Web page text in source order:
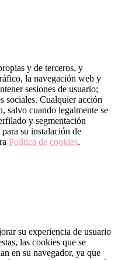
y de terceros, y
la navegación web y
sesiones de usuario;
sociales. Cualquier acción
salvo cuando legalmente se
y segmentación
su instalación de
Política de cookies.
su experiencia de usuario
las cookies que se
en su navegador, ya que